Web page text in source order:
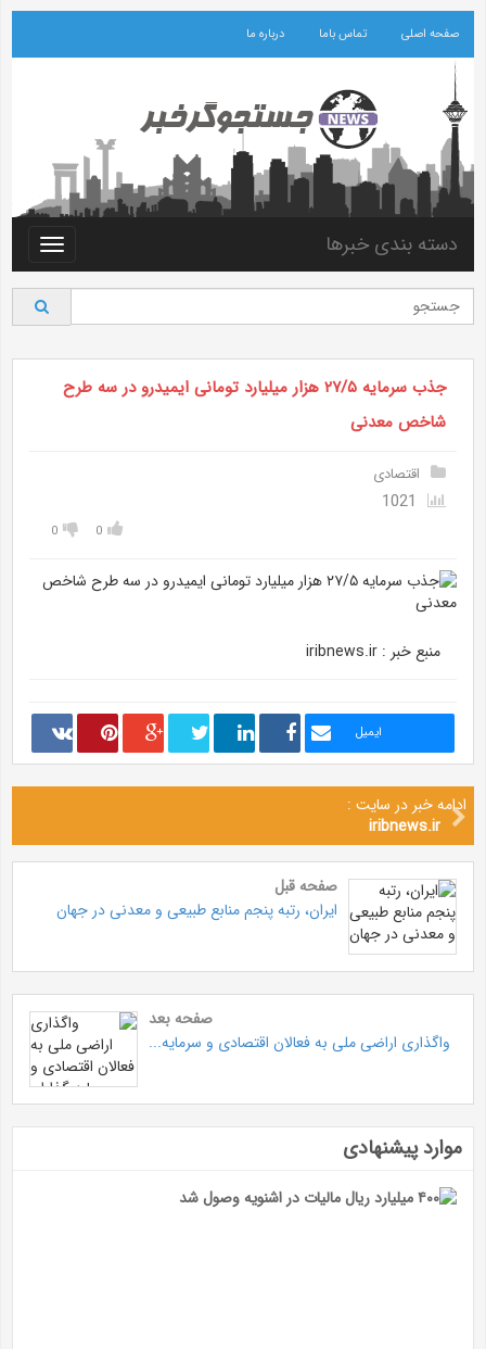
صفحه اصلی تماس باما درباره ما
Toggle
دسته بندی خبرها
جذب سرمایه ۲۷/۵ هزار میلیارد تومانی ایمیدرو در سه طرح
شاخص معدنی
اقتصادی
0
0
منبع خبر : iribnews.ir
ایمیل
ادامه خبر در سایت :
iribnews.ir
صفحه قبل
ایران، رتبه پنجم منابع طبیعی و معدنی در جهان
صفحه بعد
واگذاری اراضی ملی به فعالان اقتصادی و سرمایه...
موارد پیشنهادی